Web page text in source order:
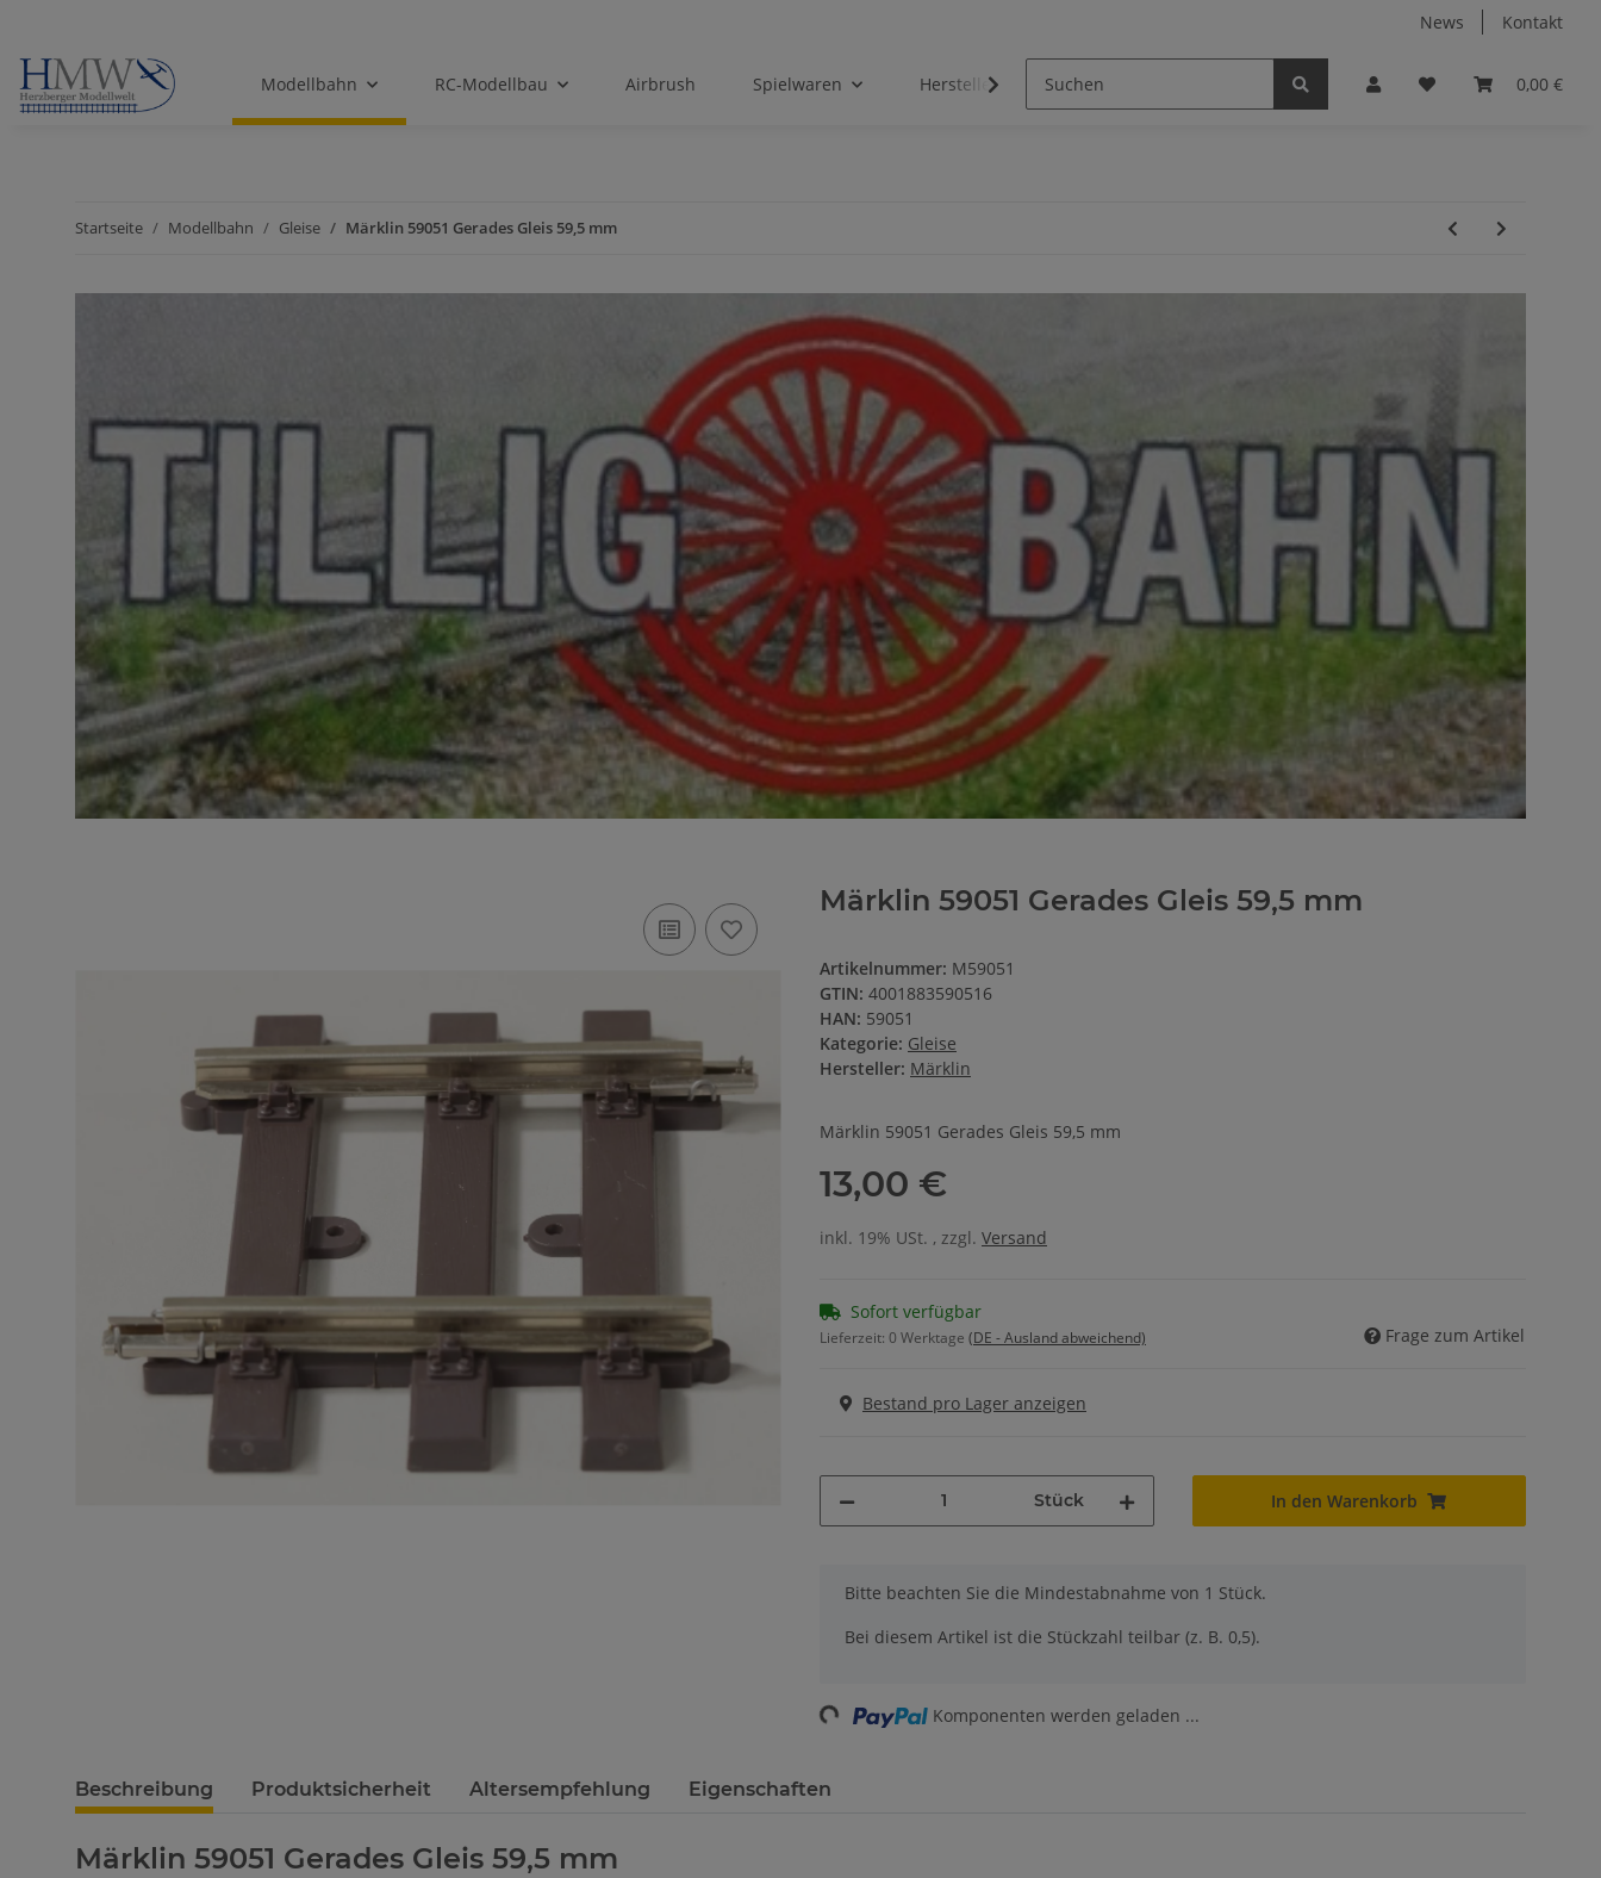
News Kontakt
0,00 €
Modellbahn RC-Modellbau Airbrush Spielwaren Hersteller
Startseite Modellbahn Gleise Märklin 59051 Gerades Gleis 59,5 mm
Märklin 59051 Gerades Gleis 59,5 mm
Artikelnummer: M59051
GTIN: 4001883590516
HAN: 59051
Kategorie: Gleise
Hersteller: Märklin
Märklin 59051 Gerades Gleis 59,5 mm
13,00 €
inkl. 19% USt. , zzgl. Versand
Sofort verfügbar
Lieferzeit: 0 Werktage (DE - Ausland abweichend) Frage zum Artikel
Bestand pro Lager anzeigen
Stück In den Warenkorb
x
Bitte beachten Sie die Mindestabnahme von 1 Stück.
Bei diesem Artikel ist die Stückzahl teilbar (z. B. 0,5).
Loading... Komponenten werden geladen ...
Beschreibung Produktsicherheit Altersempfehlung Eigenschaften
Märklin 59051 Gerades Gleis 59,5 mm